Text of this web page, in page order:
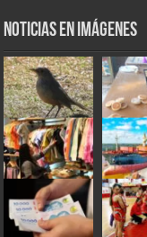
Noticias en Imágenes